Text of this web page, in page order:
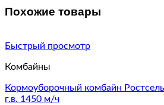
Похожие товары
Быстрый просмотр
Комбайны
Кормоуборочный комбайн
г.в. 1450 м/ч